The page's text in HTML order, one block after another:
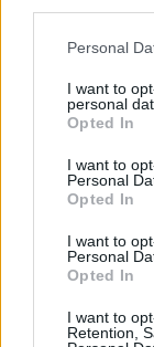
Personal
I want to
personal
Opted In
I want to
Personal
Opted In
I want to
Personal
Opted In
I want to
Retention,